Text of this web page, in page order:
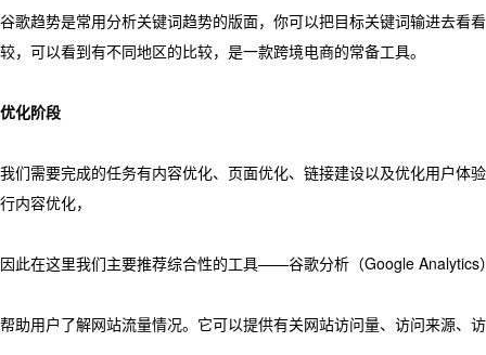
谷歌趋势是常用分析关键词趋势的版面，你可以把目标关键词输进去看
较，可以看到有不同地区的比较，是一款跨境电商的常备工具。
优化阶段
我们需要完成的任务有内容优化、页面优化、链接建设以及优化用户体
行内容优化，
因此在这里我们主要推荐综合性的工具——谷歌分析（Google Analytics
帮助用户了解网站流量情况。它可以提供有关网站访问量、访问来源、